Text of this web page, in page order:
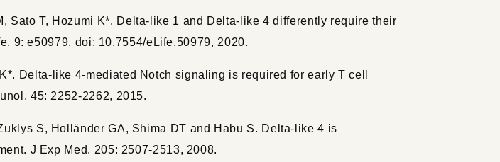
Sato T, Hozumi K*. Delta-like 1 and Delta-like 4 differently require their
9: e50979. doi: 10.7554/eLife.50979, 2020.
Delta-like 4-mediated Notch signaling is required for early T cell
45: 2252-2262, 2015.
S, Holländer GA, Shima DT and Habu S. Delta-like 4 is
J Exp Med. 205: 2507-2513, 2008.